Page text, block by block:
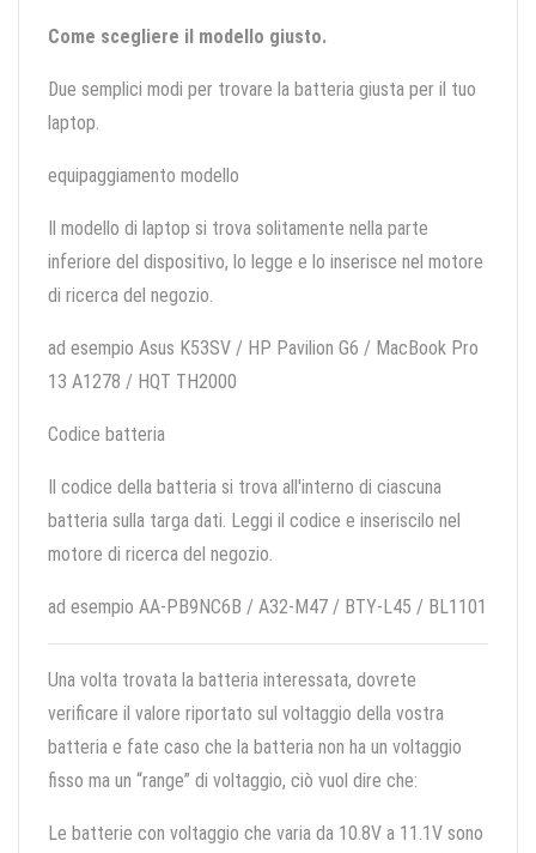
Come scegliere il modello giusto.
Due semplici modi per trovare la batteria giusta per il tuo
laptop.
equipaggiamento modello
Il modello di laptop si trova solitamente nella parte
inferiore del dispositivo, lo legge e lo inserisce nel motore
di ricerca del negozio.
ad esempio Asus K53SV / HP Pavilion G6 / MacBook Pro
13 A1278 / HQT TH2000
Codice batteria
Il codice della batteria si trova all'interno di ciascuna
batteria sulla targa dati. Leggi il codice e inseriscilo nel
motore di ricerca del negozio.
ad esempio AA-PB9NC6B / A32-M47 / BTY-L45 / BL1101
Una volta trovata la batteria interessata, dovrete
verificare il valore riportato sul voltaggio della vostra
batteria e fate caso che la batteria non ha un voltaggio
fisso ma un “range” di voltaggio, ciò vuol dire che:
Le batterie con voltaggio che varia da 10.8V a 11.1V sono